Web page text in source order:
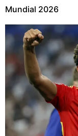
Mundial 2026